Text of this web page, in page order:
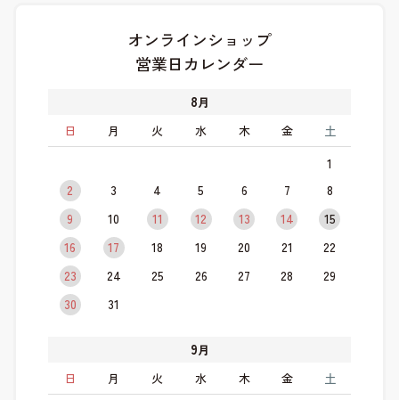
オンラインショップ
営業日カレンダー
8月
日
月 火 水 木 金 土
1
2
3 4 5 6 7
8
9
10 11 12 13 14
15
16
17 18 19 20 21
22
23
24 25 26 27 28
29
30
31
9月
日
月 火 水 木 金 土